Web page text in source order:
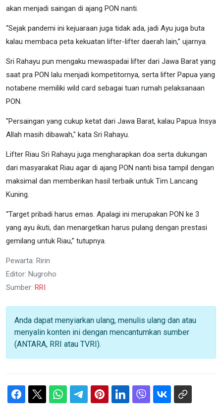
akan menjadi saingan di ajang PON nanti.
“Sejak pandemi ini kejuaraan juga tidak ada, jadi Ayu juga buta
kalau membaca peta kekuatan lifter-lifter daerah lain,” ujarnya.
Sri Rahayu pun mengaku mewaspadai lifter dari Jawa Barat yang
saat pra PON lalu menjadi kompetitornya, serta lifter Papua yang
notabene memiliki wild card sebagai tuan rumah pelaksanaan
PON.
"Persaingan yang cukup ketat dari Jawa Barat, kalau Papua Insya
Allah masih dibawah," kata Sri Rahayu.
Lifter Riau Sri Rahayu juga mengharapkan doa serta dukungan
dari masyarakat Riau agar di ajang PON nanti bisa tampil dengan
maksimal dan memberikan hasil terbaik untuk Tim Lancang
Kuning.
“Target pribadi harus emas. Apalagi ini merupakan PON ke 3
yang ayu ikuti, dan menargetkan harus pulang dengan prestasi
gemilang untuk Riau,” tutupnya.
Pewarta: Ririn
Editor: Nugroho
Sumber: RRI
Anda dapat menyiarkan ulang, menulis ulang dan atau
menyalin konten ini dengan mencantumkan sumber
(ANTARA, RRI atau TVRI).